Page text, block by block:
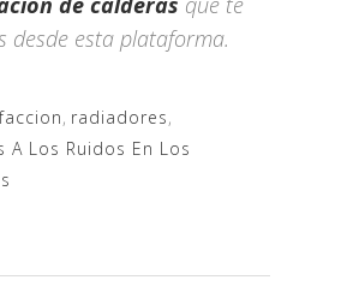
desde esta plataforma.
, radiadores,
A Los Ruidos En Los